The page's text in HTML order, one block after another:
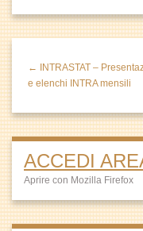
← INTRASTAT –
e elenchi INTRA mensili
ACCEDI
Aprire con Mozilla Firefox